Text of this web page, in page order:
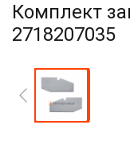
Комплект
2718207035